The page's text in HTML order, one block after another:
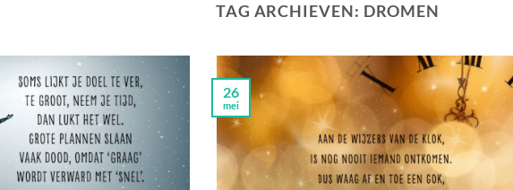
TAG ARCHIEVEN: DROMEN
26
mei